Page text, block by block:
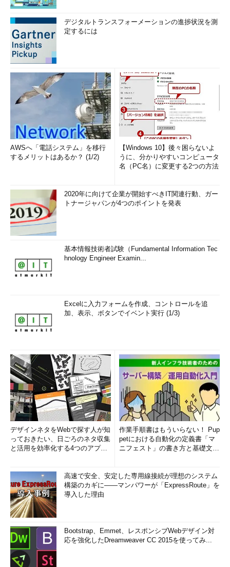
デジタルトランスフォーメーションの進捗状況を測
定するには
AWSへ「電話システム」を移行
するメリットはあるか？ (1/2)
【Windows 10】後々困らないよ
うに、分かりやすいコンピュータ
名（PC名）に変更する2つの方法
2020年に向けて企業が開始すべきIT関連行動、ガー
トナージャパンが4つのポイントを発表
基本情報技術者試験（Fundamental Information Tec
hnology Engineer Examin...
Excelに入力フォームを作成、コントロールを追
加、表示、ボタンでイベント実行 (1/3)
デザインネタをWebで探す人が知
っておきたい、日ごろのネタ収集
と活用を効率化する4つのアプリ
作業手順書はもういらない！ Pup
petにおける自動化の定義書「マ
ニフェスト」の書き方と基礎文法
高速で安全、安定した専用線接続が理想のシステム
構築のカギに――マンパワーが「ExpressRoute」を
導入した理由
Bootstrap、Emmet、レスポンシブWebデザイン対
応を強化したDreamweaver CC 2015を使ってみ...